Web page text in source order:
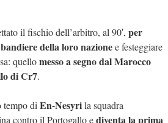
il fischio dell’arbitro, al 90′, per
della loro nazionee festeggiare
quellomesso a segno dal Marocco
di Cr7.
tempo di En-Nesyrila squadra
contro il Portogallo ediventa la prima